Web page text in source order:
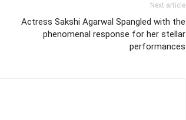
Next article
Actress Sakshi Agarwal Spangled with the
phenomenal response for her stellar
performances